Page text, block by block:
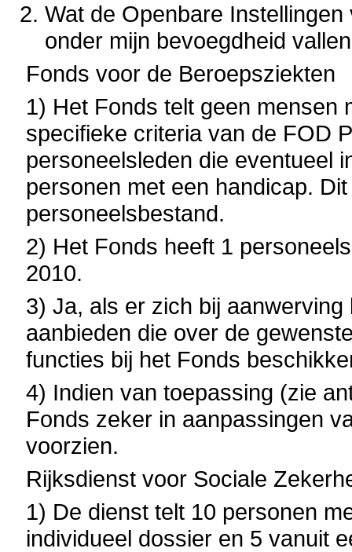
Wat de Openbare
onder mijn bevoegdheid
Fonds voor de Beroepsziekten
1) Het Fonds telt geen mensen
specifieke criteria van de FOD
personeelsleden die eventueel
personen met een handicap.
personeelsbestand.
2) Het Fonds heeft 1
2010.
3) Ja, als er zich bij
aanbieden die over de
functies bij het Fonds
4) Indien van toepassing (zie
Fonds zeker in aanpassingen
voorzien.
Rijksdienst voor Sociale
1) De dienst telt 10 personen
individueel dossier en 5 vanuit